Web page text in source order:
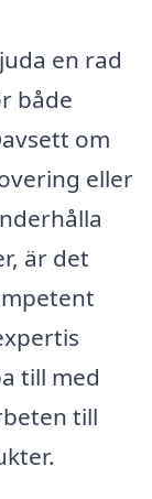
en rad
både
om
eller
är det
till med
till